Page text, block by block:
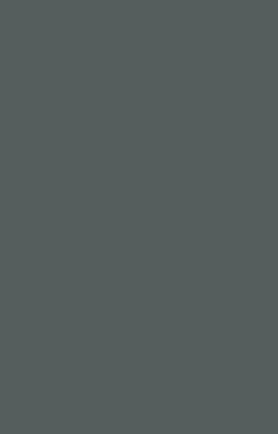
l’app di posta elettronica)